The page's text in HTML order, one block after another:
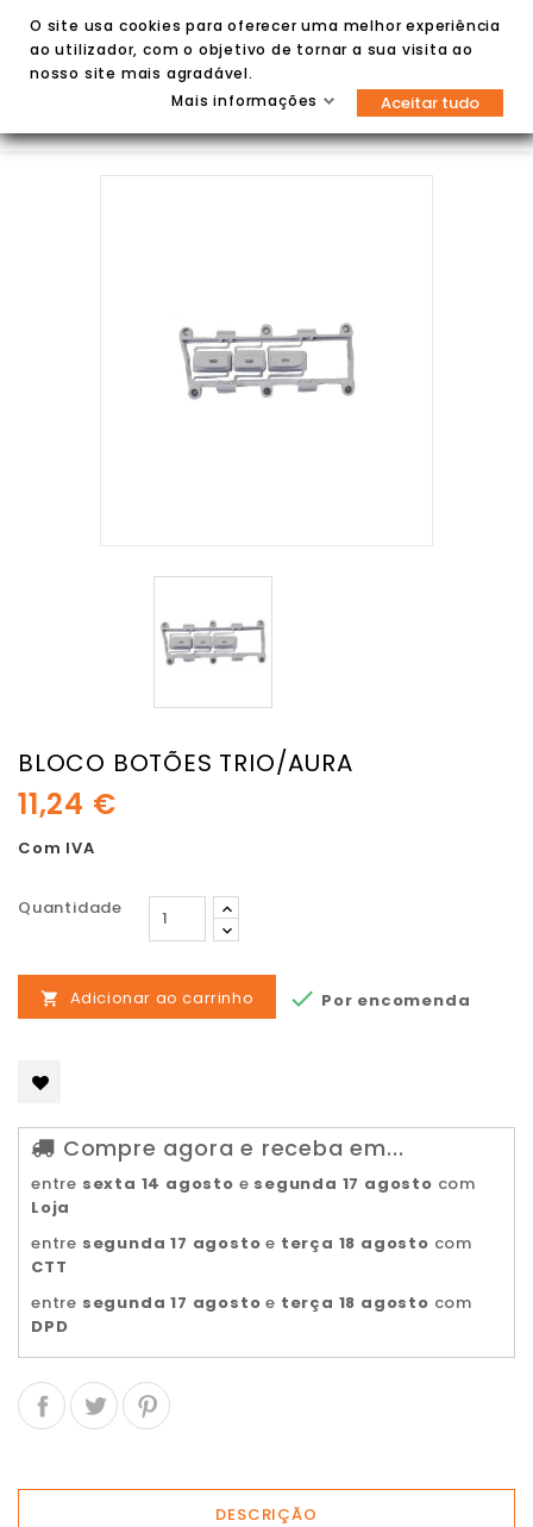

BLOCO BOTÕES TRIO/AURA
11,24 €
Com IVA
Quantidade
 Adicionar ao carrinho  Por encomenda
Compre agora e receba em...
entre sexta 14 agosto e segunda 17 agosto com
Loja
entre segunda 17 agosto e terça 18 agosto com
CTT
entre segunda 17 agosto e terça 18 agosto com
DPD
DESCRIÇÃO
O site usa cookies para oferecer uma melhor experiência
ao utilizador, com o objetivo de tornar a sua visita ao
nosso site mais agradável.
Mais informações
Aceitar tudo